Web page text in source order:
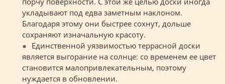
укладывают под едва заметным наклоном.
Благодаря этому они быстрее сохнут, дольше
сохраняют изначальную красоту.
Единственной уязвимостью террасной доски
является выгорание на солнце: со временем ее цвет
становится малопривлекательным, поэтому
нуждается в обновлении.